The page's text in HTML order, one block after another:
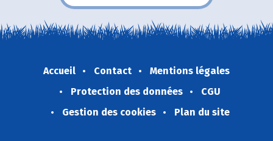
Accueil Contact
Mentions légales
Protection des données
CGU
Gestion des cookies
Plan du site